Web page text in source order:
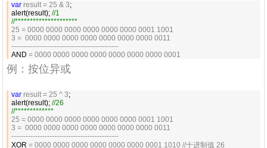
var result = 25 & 3;
alert(result); //1
//*********************
25 = 0000 0000 0000 0000 0000 0000 0001 1001
3 =  0000 0000 0000 0000 0000 0000 0000 0011
---------------------------------------------
AND = 0000 0000 0000 0000 0000 0000 0000 0001
例：按位异或
var result = 25 ^ 3;
alert(result); //26
//*************
25 = 0000 0000 0000 0000 0000 0000 0001 1001
3 =  0000 0000 0000 0000 0000 0000 0000 0011
---------------------------------------------
XOR = 0000 0000 0000 0000 0000 0000 0001 1010 //十进制值 26